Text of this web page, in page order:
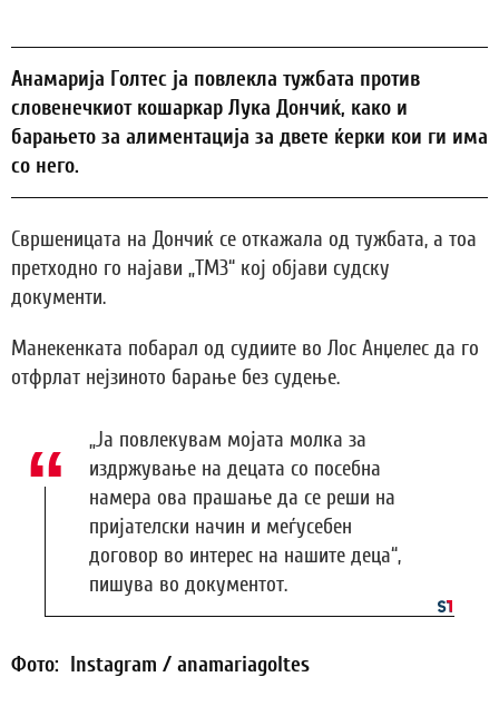
Анамарија Голтес ја повлекла тужбата против
словенечкиот кошаркар Лука Дончиќ, како и
барањето за алиментација за двете ќерки кои ги има
со него.
Свршеницата на Дончиќ се откажала од тужбата, а тоа
претходно го најави „ТМЗ“ кој објави судску
документи.
Манекенката побарал од судиите во Лос Анџелес да го
отфрлат нејзиното барање без судење.
„Ја повлекувам мојата молка за
издржување на децата со посебна
намера ова прашање да се реши на
пријателски начин и меѓусебен
договор во интерес на нашите деца“,
пишува во документот.
Фото: Instagram / anamariagoltes